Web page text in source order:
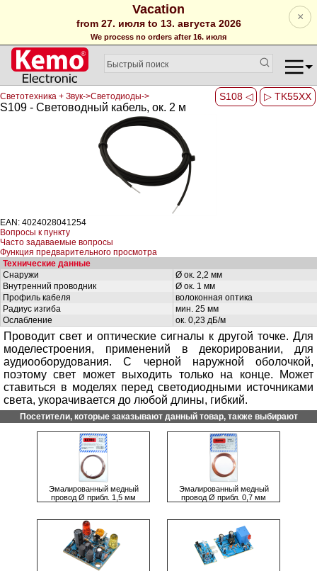
Vacation
from 27. июля to 13. августа 2026
We process no orders after 16. июля
×
S108 ◁ ▷ TK55XX
Светотехника + Звук->Светодиоды->
S109 - Световодный кабель, ок. 2 м
EAN: 4024028041254
Вопросы к пункту
Часто задаваемые вопросы
Функция предварительного просмотра
Технические данные
Снаружи
Ø ок. 2,2 мм
Внутренний проводник
Ø ок. 1 мм
Профиль кабеля
волоконная оптика
Радиус изгиба
мин. 25 мм
Ослабление
ок. 0,23 дБ/м
Проводит свет и оптические сигналы к другой точке. Для
моделестроения, применений в декорировании, для
аудиооборудования. С черной наружной оболочкой,
поэтому свет может выходить только на конце. Может
ставиться в моделях перед светодиодными источниками
света, укорачивается до любой длины, гибкий.
Посетители, которые заказывают данный товар, также выбирают
Эмалированный медный
провод Ø прибл. 1,5 мм
Эмалированный медный
провод Ø прибл. 0,7 мм